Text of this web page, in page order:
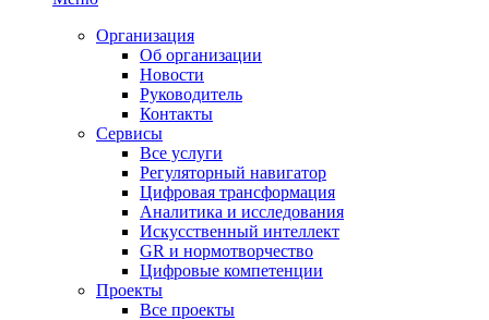
Организация
Об организации
Новости
Руководитель
Контакты
Сервисы
Все услуги
Регуляторный навигатор
Цифровая трансформация
Аналитика и исследования
Искусственный интеллект
GR и нормотворчество
Цифровые компетенции
Проекты
Все проекты